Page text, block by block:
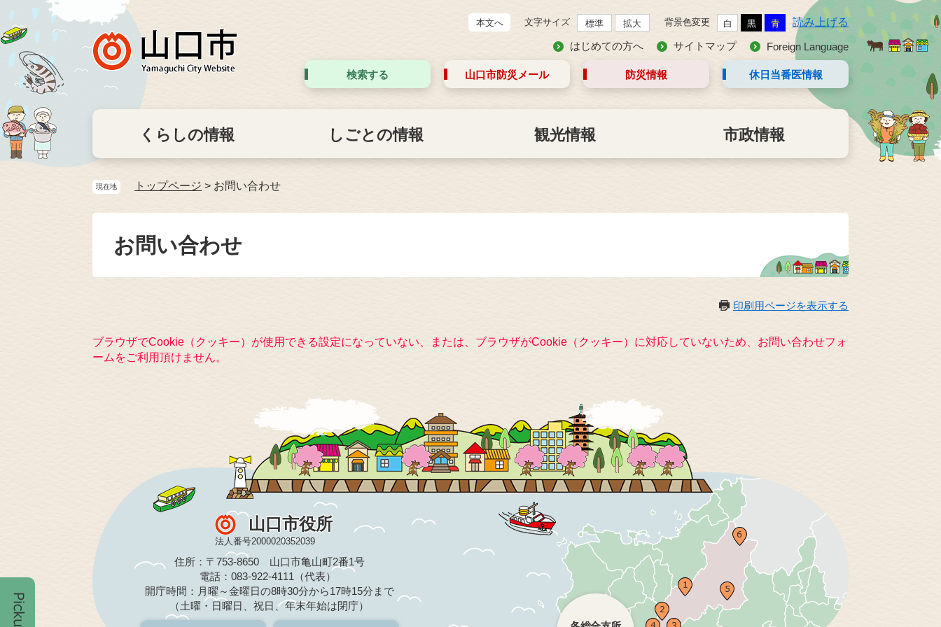
本文へ 文字サイズ 標準 拡大 背景色変更 白 黒 青 読み上げる
はじめての方へ サイトマップ Foreign Language
検索する 山口市防災 メール 防災情報 休日当番医情報
くらしの情報 しごとの情報 観光情報 市政情報
現在地 トップページ > お問い合わせ
お問い合わせ
印刷用ページを表示する
ブラウザでCookie（クッキー）が使用できる設定になっていない、または、ブラウザがCookie（クッキー）に対応していないため、お問い合わせフォ
ームをご利用頂けません。
山口市役所
法人番号2000020352039
住所：〒753-8650 山口市亀山町2番1号
電話：083-922-4111（代表）
開庁時間：月曜～金曜日の8時30分から17時15分まで
（土曜・日曜日、祝日、年末年始は閉庁）